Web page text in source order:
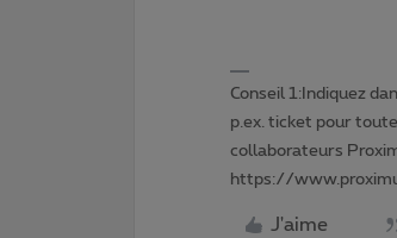
Conseil 1:Indiquez
p.ex. ticket pour
collaborateurs
https://
J'aime